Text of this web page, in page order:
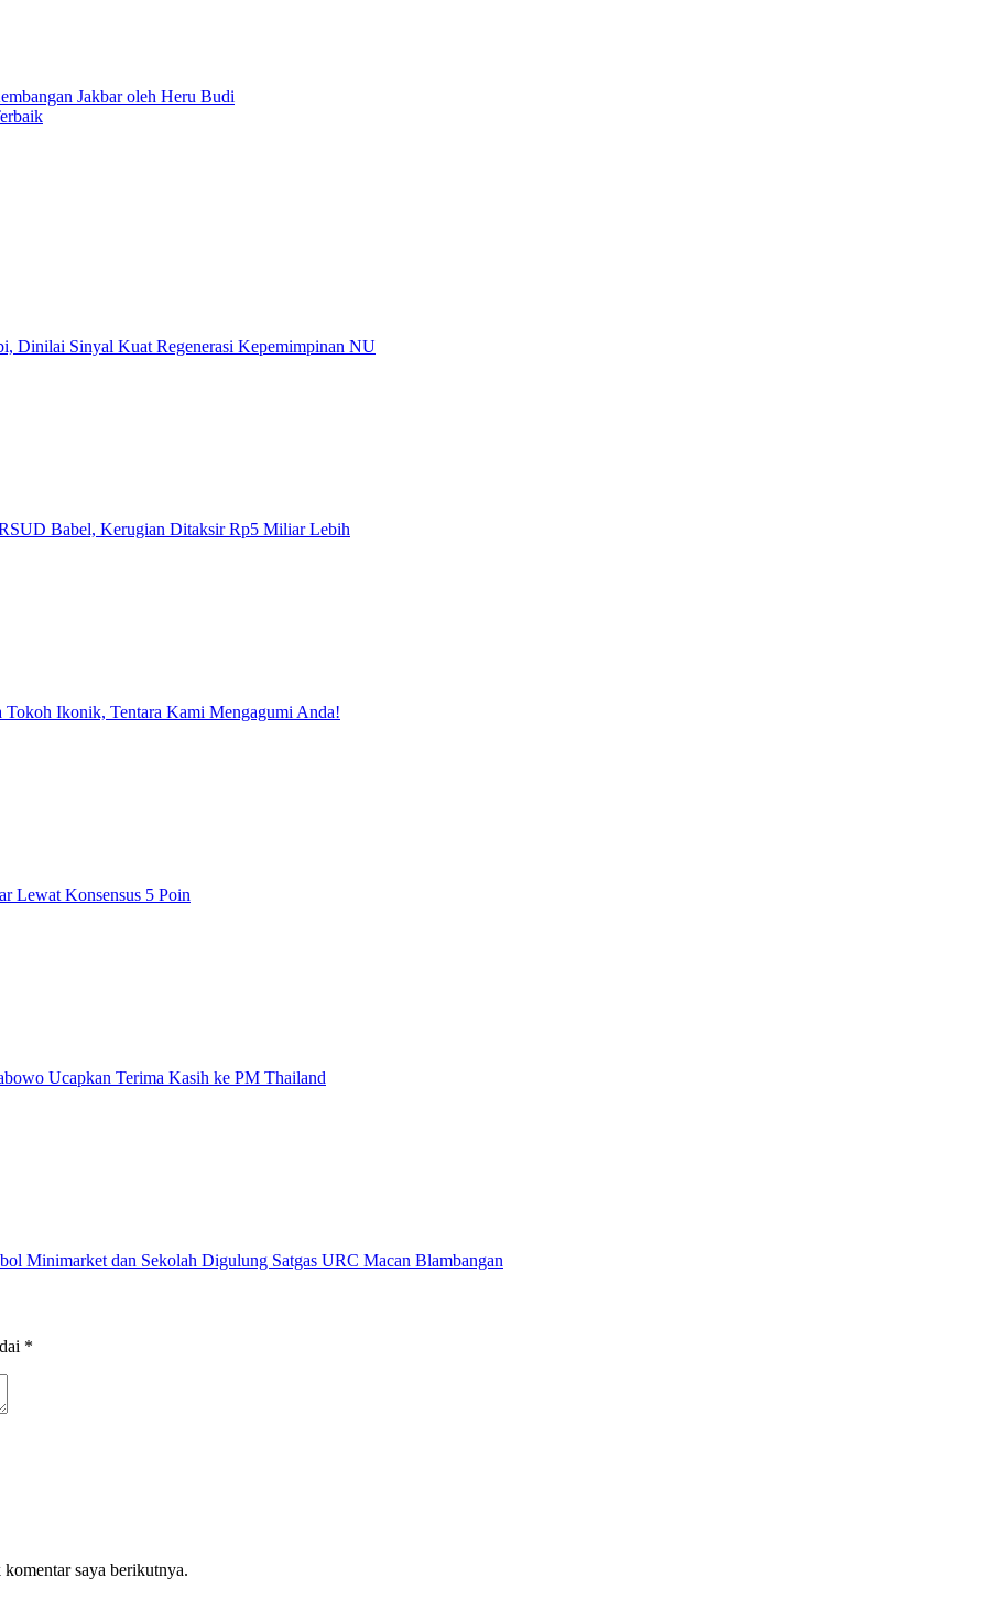
Jakbar oleh Heru Budi
Dinilai Sinyal Kuat Regenerasi Kepemimpinan NU
Babel, Kerugian Ditaksir Rp5 Miliar Lebih
Ikonik, Tentara Kami Mengagumi Anda!
Lewat Konsensus 5 Poin
Ucapkan Terima Kasih ke PM Thailand
Minimarket dan Sekolah Digulung Satgas URC Macan Blambangan
*
saya berikutnya.